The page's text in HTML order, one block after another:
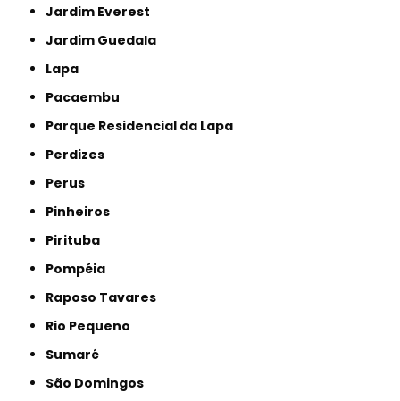
Jardim Everest
Jardim Guedala
Lapa
Pacaembu
Parque Residencial da Lapa
Perdizes
Perus
Pinheiros
Pirituba
Pompéia
Raposo Tavares
Rio Pequeno
Sumaré
São Domingos